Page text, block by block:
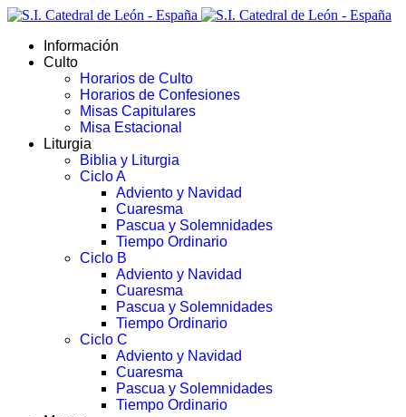
Información
Culto
Horarios de Culto
Horarios de Confesiones
Misas Capitulares
Misa Estacional
Liturgia
Biblia y Liturgia
Ciclo A
Adviento y Navidad
Cuaresma
Pascua y Solemnidades
Tiempo Ordinario
Ciclo B
Adviento y Navidad
Cuaresma
Pascua y Solemnidades
Tiempo Ordinario
Ciclo C
Adviento y Navidad
Cuaresma
Pascua y Solemnidades
Tiempo Ordinario